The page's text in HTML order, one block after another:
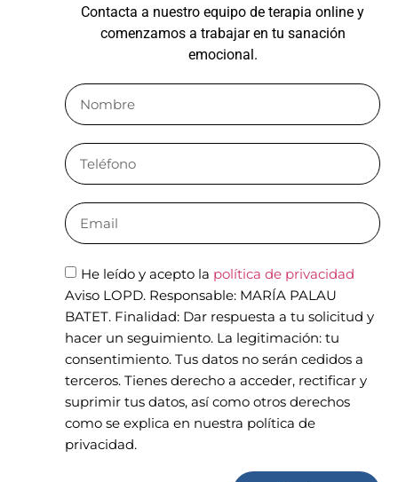
Contacta a nuestro equipo de terapia online y
comenzamos a trabajar en tu sanación
emocional.
He leído y acepto la política de privacidad
Aviso LOPD. Responsable: MARÍA PALAU
BATET. Finalidad: Dar respuesta a tu solicitud y
hacer un seguimiento. La legitimación: tu
consentimiento. Tus datos no serán cedidos a
terceros. Tienes derecho a acceder, rectificar y
suprimir tus datos, así como otros derechos
como se explica en nuestra política de
privacidad.